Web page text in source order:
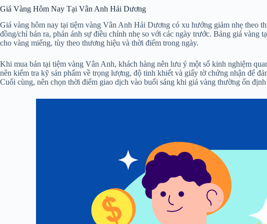
Giá Vàng Hôm Nay Tại Vân Anh Hải Dương
Giá vàng hôm nay tại tiệm vàng Vân Anh Hải Dương có xu hướng giảm nhẹ theo
đồng/chỉ bán ra, phản ánh sự điều chỉnh nhẹ so với các ngày trước. Bảng giá
cho vàng miếng, tùy theo thương hiệu và thời điểm trong ngày.
Khi mua bán tại tiệm vàng Vân Anh, khách hàng nên lưu ý một số kinh nghiệm
nên kiểm tra kỹ sản phẩm về trọng lượng, độ tinh khiết và giấy tờ chứng nhận để
Cuối cùng, nên chọn thời điểm giao dịch vào buổi sáng khi giá vàng thường ổn